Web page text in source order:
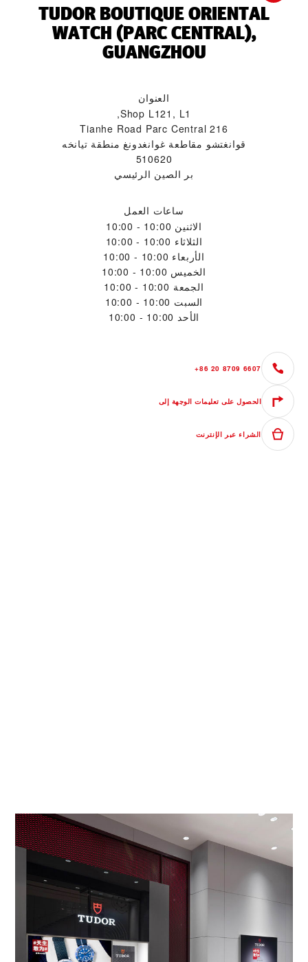
‭TUDOR BOUTIQUE ORIENTAL
WATCH (PARC CENTRAL),
GUANGZHOU‬
العنوان
Shop L121, L1,
216 Tianhe Road Parc Central
قوانغتشو مقاطعة غوانغدونغ منطقة تيانخه
510620
بر الصين الرئيسي
ساعات العمل
الاثنين 10:00 - 10:00
الثلاثاء 10:00 - 10:00
الأربعاء 10:00 - 10:00
الخميس 10:00 - 10:00
الجمعة 10:00 - 10:00
السبت 10:00 - 10:00
الأحد 10:00 - 10:00
+86 20 8709 6607
الحصول على تعليمات الوجهة إلى
الشراء عبر الإنترنت